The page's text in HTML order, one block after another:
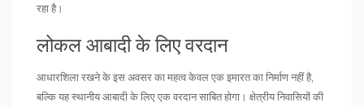
रहा है।
लोकल आबादी के लिए वरदान
आधारशिला रखने के इस अवसर का महत्व केवल एक इमारत का निर्माण नहीं है,
बल्कि यह स्थानीय आबादी के लिए एक वरदान साबित होगा। क्षेत्रीय निवासियों की